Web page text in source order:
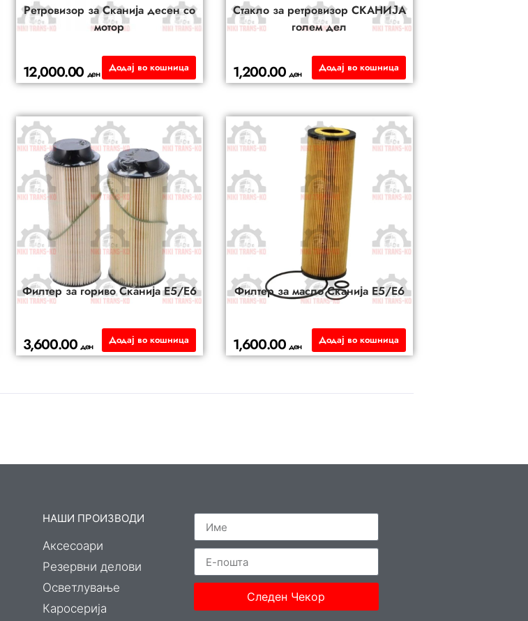
Ретровизор за Сканија десен со
мотор
12,000.00 ден Додај во кошница
Стакло за ретровизор СКАНИЈА
голем дел
1,200.00ден Додај во кошница
Филтер за гориво Сканија Е5/Е6
3,600.00 ден Додај во кошница
Филтер за масло Сканија Е5/Е6
1,600.00ден Додај во кошница
НАШИ ПРОИЗВОДИ
Аксесоари
Резервни делови
Осветлување
Каросерија
Следен Чекор